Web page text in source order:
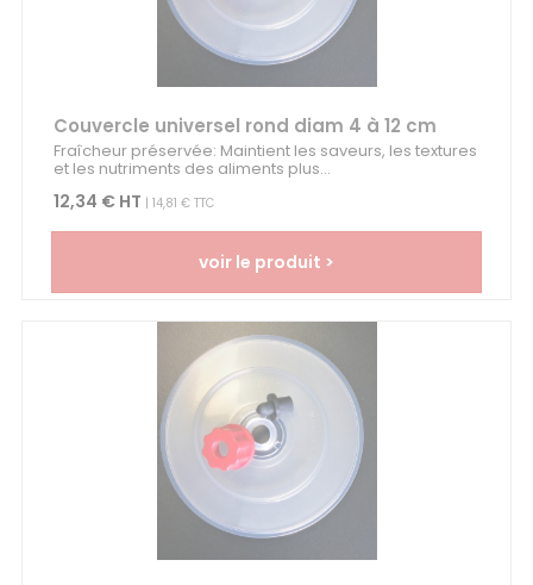
Couvercle universel rond diam 4 à 12 cm
Fraîcheur préservée: Maintient les saveurs, les textures
et les nutriments des aliments plus...
12,34 € HT | 14,81 € TTC
voir le produit >